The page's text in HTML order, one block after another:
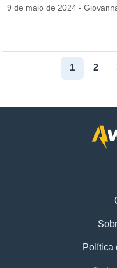
9 de maio de 2024 -
1 2
Política